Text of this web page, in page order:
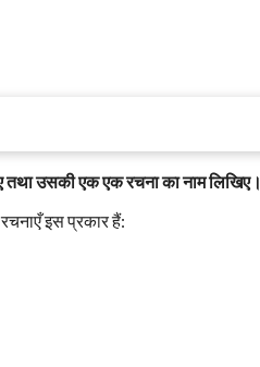
तथा उसकी एक एक रचना का नाम लिखिए।
इस प्रकार हैं: